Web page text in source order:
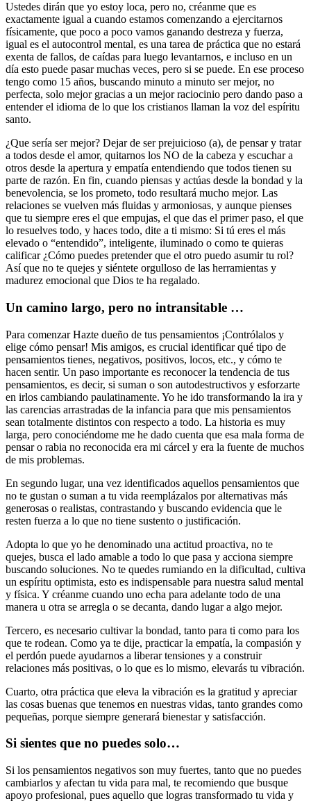
Ustedes dirán que yo estoy loca, pero no, créanme que es
exactamente igual a cuando estamos comenzando a ejercitarnos
físicamente, que poco a poco vamos ganando destreza y fuerza,
igual es el autocontrol mental, es una tarea de práctica que no estará
exenta de fallos, de caídas para luego levantarnos, e incluso en un
día esto puede pasar muchas veces, pero si se puede. En ese proceso
tengo como 15 años, buscando minuto a minuto ser mejor, no
perfecta, solo mejor gracias a un mejor raciocinio pero dando paso a
entender el idioma de lo que los cristianos llaman la voz del espíritu
santo.
¿Que sería ser mejor? Dejar de ser prejuicioso (a), de pensar y tratar
a todos desde el amor, quitarnos los NO de la cabeza y escuchar a
otros desde la apertura y empatía entendiendo que todos tienen su
parte de razón. En fin, cuando piensas y actúas desde la bondad y la
benevolencia, se los prometo, todo resultará mucho mejor. Las
relaciones se vuelven más fluidas y armoniosas, y aunque pienses
que tu siempre eres el que empujas, el que das el primer paso, el que
lo resuelves todo, y haces todo, dite a ti mismo: Si tú eres el más
elevado o “entendido”, inteligente, iluminado o como te quieras
calificar ¿Cómo puedes pretender que el otro puedo asumir tu rol?
Así que no te quejes y siéntete orgulloso de las herramientas y
madurez emocional que Dios te ha regalado.
Un camino largo, pero no intransitable …
Para comenzar Hazte dueño de tus pensamientos ¡Contrólalos y
elige cómo pensar! Mis amigos, es crucial identificar qué tipo de
pensamientos tienes, negativos, positivos, locos, etc., y cómo te
hacen sentir. Un paso importante es reconocer la tendencia de tus
pensamientos, es decir, si suman o son autodestructivos y esforzarte
en irlos cambiando paulatinamente. Yo he ido transformando la ira y
las carencias arrastradas de la infancia para que mis pensamientos
sean totalmente distintos con respecto a todo. La historia es muy
larga, pero conociéndome me he dado cuenta que esa mala forma de
pensar o rabia no reconocida era mi cárcel y era la fuente de muchos
de mis problemas.
En segundo lugar, una vez identificados aquellos pensamientos que
no te gustan o suman a tu vida reemplázalos por alternativas más
generosas o realistas, contrastando y buscando evidencia que le
resten fuerza a lo que no tiene sustento o justificación.
Adopta lo que yo he denominado una actitud proactiva, no te
quejes, busca el lado amable a todo lo que pasa y acciona siempre
buscando soluciones. No te quedes rumiando en la dificultad, cultiva
un espíritu optimista, esto es indispensable para nuestra salud mental
y física. Y créanme cuando uno echa para adelante todo de una
manera u otra se arregla o se decanta, dando lugar a algo mejor.
Tercero, es necesario cultivar la bondad, tanto para ti como para los
que te rodean. Como ya te dije, practicar la empatía, la compasión y
el perdón puede ayudarnos a liberar tensiones y a construir
relaciones más positivas, o lo que es lo mismo, elevarás tu vibración.
Cuarto, otra práctica que eleva la vibración es la gratitud y apreciar
las cosas buenas que tenemos en nuestras vidas, tanto grandes como
pequeñas, porque siempre generará bienestar y satisfacción.
Si sientes que no puedes solo…
Si los pensamientos negativos son muy fuertes, tanto que no puedes
cambiarlos y afectan tu vida para mal, te recomiendo que busque
apoyo profesional, pues aquello que logras transformado tu vida y